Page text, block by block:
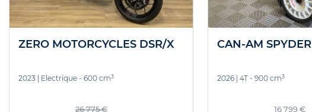
ZERO MOTORCYCLES DSR/X
2023 Electrique - 600 cm3
26 775 €
CAN-AM SPYDER
2026| 4T - 900 cm3
16 799 €